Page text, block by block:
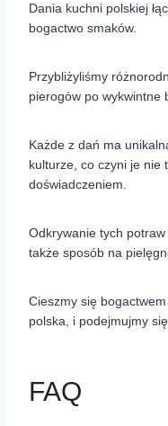
Dania kuchni polskiej
bogactwo smaków.
Przybliżyliśmy
pierogów po wykwintne
Każde z dań ma
kulturze, co czyni je nie
doświadczeniem.
Odkrywanie tych
także sposób na
Cieszmy się
polska, i podejmujmy
FAQ